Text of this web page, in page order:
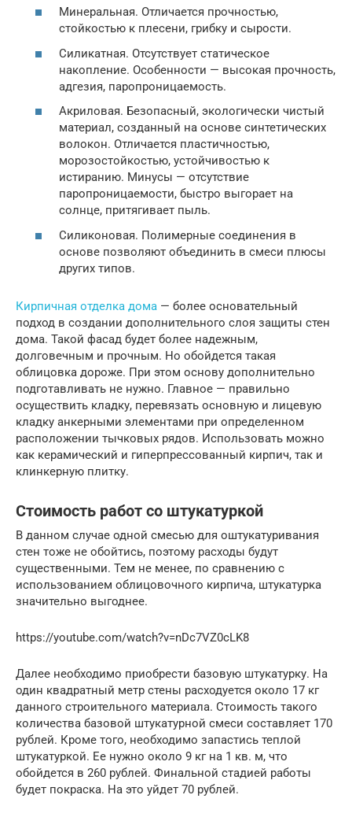
Минеральная. Отличается прочностью,
стойкостью к плесени, грибку и сырости.
Силикатная. Отсутствует статическое
накопление. Особенности — высокая прочность,
адгезия, паропроницаемость.
Акриловая. Безопасный, экологически чистый
материал, созданный на основе синтетических
волокон. Отличается пластичностью,
морозостойкостью, устойчивостью к
истиранию. Минусы — отсутствие
паропроницаемости, быстро выгорает на
солнце, притягивает пыль.
Силиконовая. Полимерные соединения в
основе позволяют объединить в смеси плюсы
других типов.
Кирпичная отделка дома — более основательный
подход в создании дополнительного слоя защиты стен
дома. Такой фасад будет более надежным,
долговечным и прочным. Но обойдется такая
облицовка дороже. При этом основу дополнительно
подготавливать не нужно. Главное — правильно
осуществить кладку, перевязать основную и лицевую
кладку анкерными элементами при определенном
расположении тычковых рядов. Использовать можно
как керамический и гиперпрессованный кирпич, так и
клинкерную плитку.
Стоимость работ со штукатуркой
В данном случае одной смесью для оштукатуривания
стен тоже не обойтись, поэтому расходы будут
существенными. Тем не менее, по сравнению с
использованием облицовочного кирпича, штукатурка
значительно выгоднее.
https://youtube.com/watch?v=nDc7VZ0cLK8
Далее необходимо приобрести базовую штукатурку. На
один квадратный метр стены расходуется около 17 кг
данного строительного материала. Стоимость такого
количества базовой штукатурной смеси составляет 170
рублей. Кроме того, необходимо запастись теплой
штукатуркой. Ее нужно около 9 кг на 1 кв. м, что
обойдется в 260 рублей. Финальной стадией работы
будет покраска. На это уйдет 70 рублей.